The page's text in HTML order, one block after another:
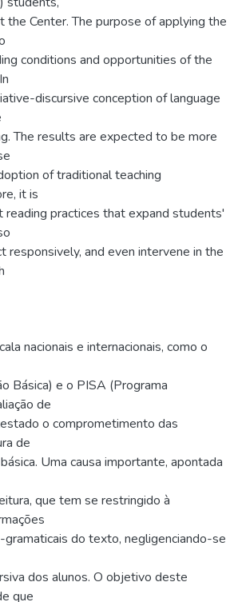
the Center. The purpose of applying the
conditions and opportunities of the
discursive conception of language
The results are expected to be more
of traditional teaching
it is
practices that expand students'
responsively, and even intervene in the
nacionais e internacionais, como o
Básica) e o PISA (Programa
de
o comprometimento das
de
Uma causa importante, apontada
que tem se restringido à
do texto, negligenciando-se
dos alunos. O objetivo deste
que